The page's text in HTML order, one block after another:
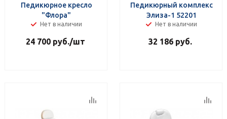
Педикюрное кресло
"Флора"
Нет в наличии
24 700руб./шт
Педикюрный комплекс
Элиза-1 52201
Нет в наличии
32 186 руб.